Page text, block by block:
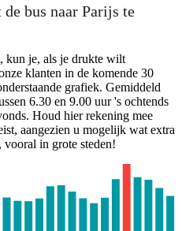
bus naar Parijs te
kun je, als je drukte wilt
klanten in de komende 30
grafiek. Gemiddeld
6.30 en 9.00 uur 's ochtends
Houd hier rekening mee
aangezien u mogelijk wat extra
in grote steden!